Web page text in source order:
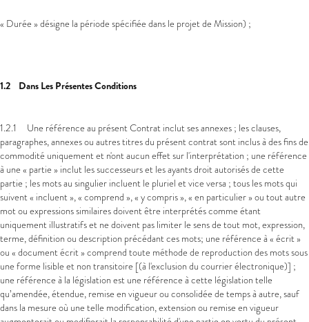
« Durée » désigne la période spécifiée dans le projet de Mission) ;
1.2 Dans Les Présentes Conditions
1.2.1 Une référence au présent Contrat inclut ses annexes ; les clauses,
paragraphes, annexes ou autres titres du présent contrat sont inclus à des fins de
commodité uniquement et n'ont aucun effet sur l'interprétation ; une référence
à une « partie » inclut les successeurs et les ayants droit autorisés de cette
partie ; les mots au singulier incluent le pluriel et vice versa ; tous les mots qui
suivent « incluent », « comprend », « y compris », « en particulier » ou tout autre
mot ou expressions similaires doivent être interprétés comme étant
uniquement illustratifs et ne doivent pas limiter le sens de tout mot, expression,
terme, définition ou description précédant ces mots; une référence à « écrit »
ou « document écrit » comprend toute méthode de reproduction des mots sous
une forme lisible et non transitoire [(à l'exclusion du courrier électronique)] ;
une référence à la législation est une référence à cette législation telle
qu’amendée, étendue, remise en vigueur ou consolidée de temps à autre, sauf
dans la mesure où une telle modification, extension ou remise en vigueur